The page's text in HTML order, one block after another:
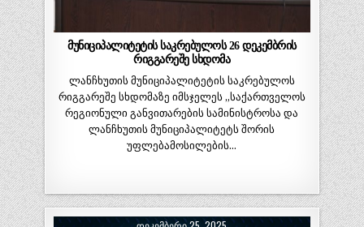
მუნიციპალიტეტის საკრებულოს 26 დეკემბრის
რიგგარეშე სხდომა
ლანჩხუთის მუნიციპალიტეტის საკრებულოს
რიგგარეშე სხდომაზე იმსჯელეს „საქართველოს
რეგიონული განვითარების სამინისტროსა და
ლანჩხუთის მუნიციპალიტეტს შორის
უფლებამოსილების…